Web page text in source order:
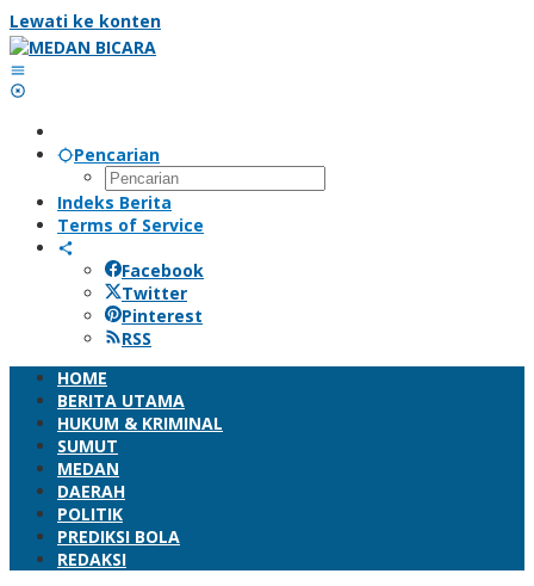
Lewati ke konten
Pencarian
Indeks Berita
Terms of Service
Facebook
Twitter
Pinterest
RSS
HOME
BERITA UTAMA
HUKUM & KRIMINAL
SUMUT
MEDAN
DAERAH
POLITIK
PREDIKSI BOLA
REDAKSI